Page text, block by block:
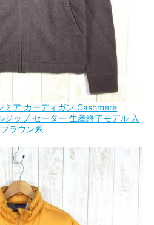
ミア カーディガン Cashmere
ップ セーター 生産終了モデル 入
ラウン系